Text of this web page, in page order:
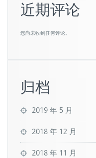
近期评论
您尚未收到任何评论。
归档
2019 年 5 月
2018 年 12 月
2018 年 11 月